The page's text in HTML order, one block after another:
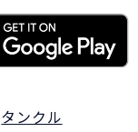
タンクル